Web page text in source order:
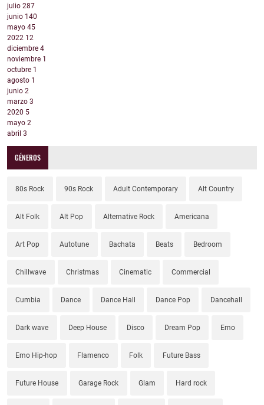
julio 287
junio 140
mayo 45
2022 12
diciembre 4
noviembre 1
octubre 1
agosto 1
junio 2
marzo 3
2020 5
mayo 2
abril 3
GÉNEROS
80s Rock 90s Rock Adult Contemporary Alt Country
Alt Folk Alt Pop Alternative Rock Americana
Art Pop Autotune Bachata Beats Bedroom
Chillwave Christmas Cinematic Commercial
Cumbia Dance Dance Hall Dance Pop Dancehall
Dark wave Deep House Disco Dream Pop Emo
Emo Hip-hop Flamenco Folk Future Bass
Future House Garage Rock Glam Hard rock